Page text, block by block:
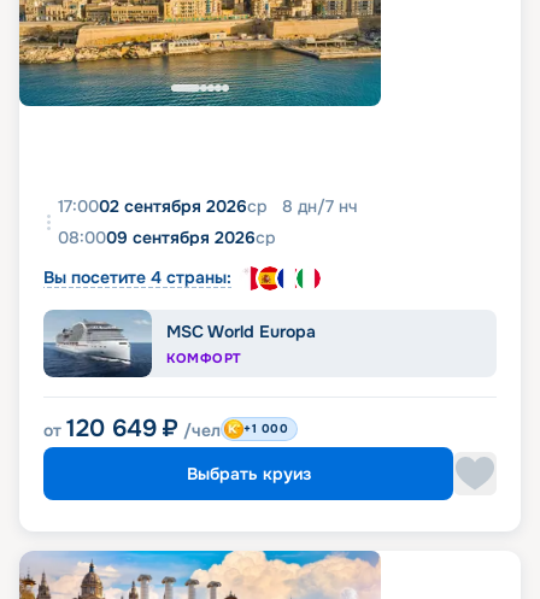
17:0002 сентября 2026ср 8 дн/7 нч
08:0009 сентября 2026ср
Вы посетите 4 страны:
MSC World Europa
КОМФОРТ
от 120 649 ₽ /чел +1 000
Выбрать круиз